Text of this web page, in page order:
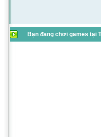
Bạn đang chơi games tại